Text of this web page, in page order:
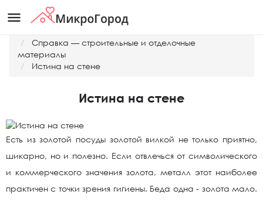
menu
Справка — строительные и отделочные
материалы
Истина на стене
Истина на стене
Есть из золотой посуды золотой вилкой не только приятно,
шикарно, но и полезно. Если отвлечься от символического
и коммерческого значения золота, металл этот наиболее
практичен с точки зрения гигиены. Беда одна - золота мало.